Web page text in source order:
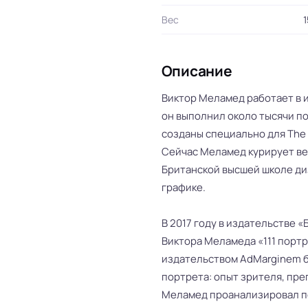
Вес
Описание
Виктор Меламед работает в
он выполнил около тысячи
созданы специально для
Сейчас Меламед курирует
Британской высшей школе
графике.
В 2017 году в издательстве
Виктора Меламеда «111
издательством AdMarginem
портрета: опыт зрителя,
Меламед проанализировал